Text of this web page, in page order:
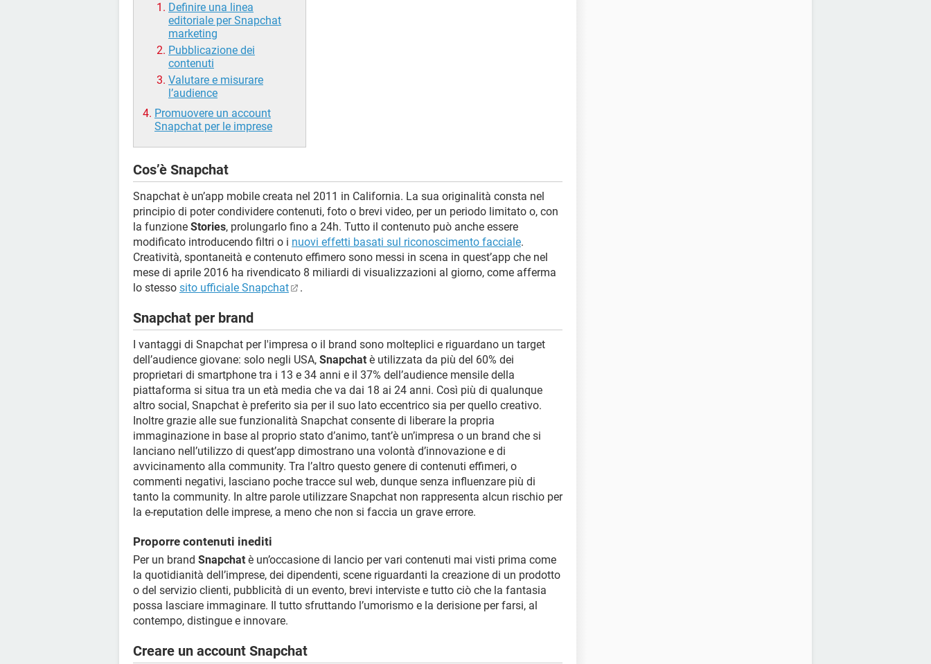
Definire una linea
editoriale per Snapchat
marketing
Pubblicazione dei
contenuti
Valutare e misurare
l’audience
Promuovere un account
Snapchat per le imprese
Cos’è Snapchat
Snapchat è un’app mobile creata nel 2011 in California. La sua originalità consta nel
principio di poter condividere contenuti, foto o brevi video, per un periodo limitato o, con
la funzione Stories, prolungarlo fino a 24h. Tutto il contenuto può anche essere
modificato introducendo filtri o i nuovi effetti basati sul riconoscimento facciale.
Creatività, spontaneità e contenuto effimero sono messi in scena in quest’app che nel
mese di aprile 2016 ha rivendicato 8 miliardi di visualizzazioni al giorno, come afferma
lo stesso sito ufficiale Snapchat .
Snapchat per brand
I vantaggi di Snapchat per l'impresa o il brand sono molteplici e riguardano un target
dell’audience giovane: solo negli USA, Snapchat è utilizzata da più del 60% dei
proprietari di smartphone tra i 13 e 34 anni e il 37% dell’audience mensile della
piattaforma si situa tra un età media che va dai 18 ai 24 anni. Così più di qualunque
altro social, Snapchat è preferito sia per il suo lato eccentrico sia per quello creativo.
Inoltre grazie alle sue funzionalità Snapchat consente di liberare la propria
immaginazione in base al proprio stato d’animo, tant’è un’impresa o un brand che si
lanciano nell’utilizzo di quest’app dimostrano una volontà d’innovazione e di
avvicinamento alla community. Tra l’altro questo genere di contenuti effimeri, o
commenti negativi, lasciano poche tracce sul web, dunque senza influenzare più di
tanto la community. In altre parole utilizzare Snapchat non rappresenta alcun rischio per
la e-reputation delle imprese, a meno che non si faccia un grave errore.
Proporre contenuti inediti
Per un brand Snapchat è un’occasione di lancio per vari contenuti mai visti prima come
la quotidianità dell’imprese, dei dipendenti, scene riguardanti la creazione di un prodotto
o del servizio clienti, pubblicità di un evento, brevi interviste e tutto ciò che la fantasia
possa lasciare immaginare. Il tutto sfruttando l’umorismo e la derisione per farsi, al
contempo, distingue e innovare.
Creare un account Snapchat